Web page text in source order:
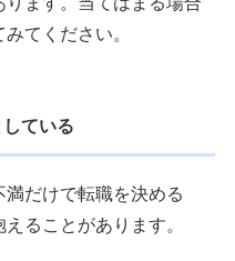
てください。
ている
満だけで転職を決める
ることがあります。